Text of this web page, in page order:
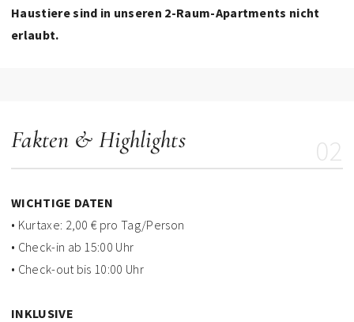
Haustiere sind in unseren 2-Raum-Apartments nicht
erlaubt.
Fakten & Highlights 02
WICHTIGE DATEN
• Kurtaxe: 2,00 € pro Tag/Person
• Check-in ab 15:00 Uhr
• Check-out bis 10:00 Uhr
INKLUSIVE